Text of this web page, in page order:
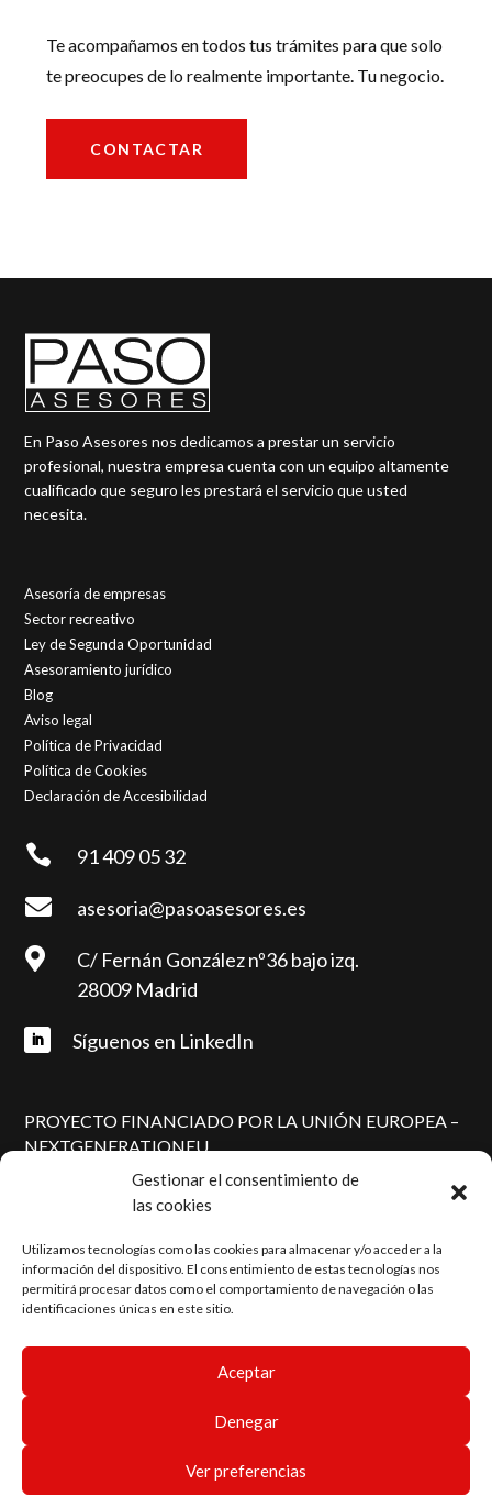
Gestionar el consentimiento de
las cookies
Utilizamos tecnologías como las cookies para almacenar y/o acceder a la
información del dispositivo. El consentimiento de estas tecnologías nos
permitirá procesar datos como el comportamiento de navegación o las
identificaciones únicas en este sitio.
Aceptar
Denegar
Ver preferencias
Te acompañamos en todos tus trámites para que solo
te preocupes de lo realmente importante. Tu negocio.
CONTACTAR
En Paso Asesores nos dedicamos a prestar un servicio
profesional, nuestra empresa cuenta con un equipo altamente
cualificado que seguro les prestará el servicio que usted
necesita.
Asesoría de empresas
Sector recreativo
Ley de Segunda Oportunidad
Asesoramiento jurídico
Blog
Aviso legal
Política de Privacidad
Política de Cookies
Declaración de Accesibilidad
 91 409 05 32
 asesoria@pasoasesores.es

C/ Fernán González nº36 bajo izq.
28009 Madrid
PROYECTO FINANCIADO POR LA UNIÓN EUROPEA –
NEXTGENERATIONEU
Diseño y desarrollo: